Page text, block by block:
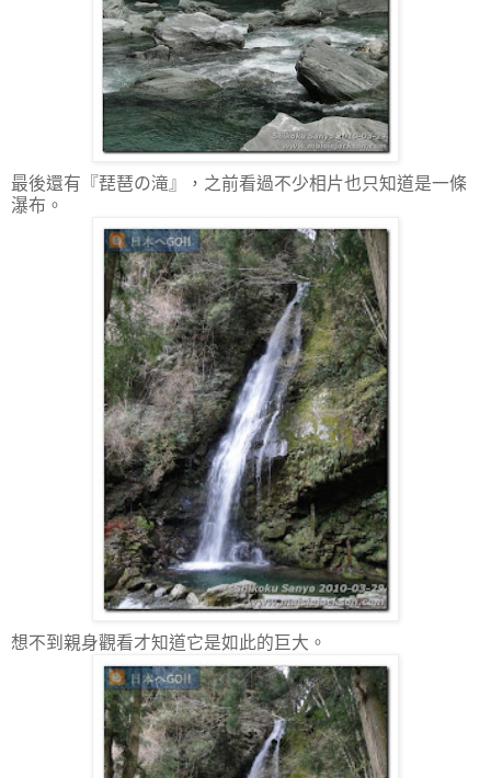
最後還有『琵琶の滝』，之前看過不少相片也只知道是一條
瀑布。
想不到親身觀看才知道它是如此的巨大。